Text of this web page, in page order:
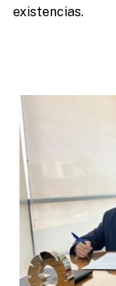
existencias.